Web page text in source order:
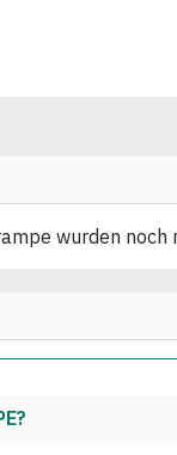
wurden